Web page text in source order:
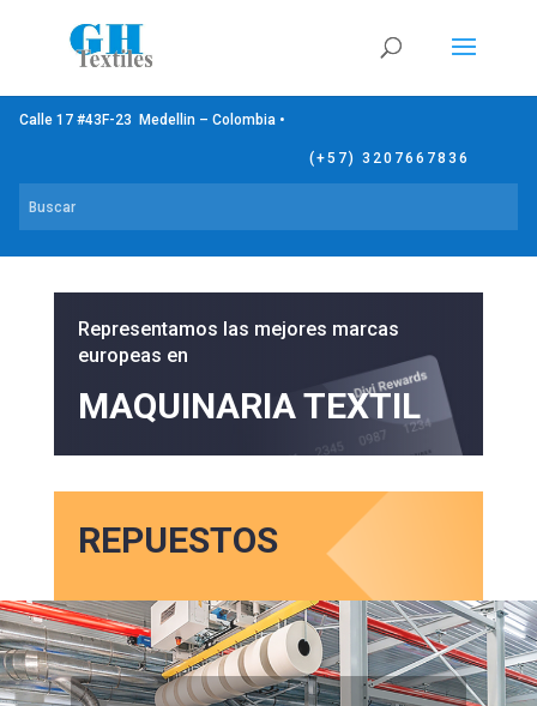
Calle 17 #43F-23 Medellin – Colombia •
(+57) 3207667836
Representamos las mejores marcas
europeas en
MAQUINARIA TEXTIL
REPUESTOS